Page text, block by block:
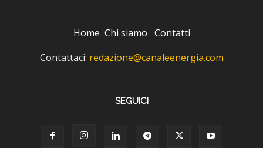
Home Chi siamo Contatti
Contattaci: redazione@canaleenergia.com
SEGUICI